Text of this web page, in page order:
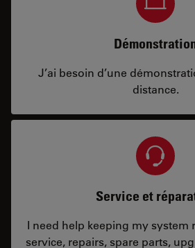
J’ai besoin d’une
distance.
Service et
I need help keeping my system
service, repairs, spare parts,